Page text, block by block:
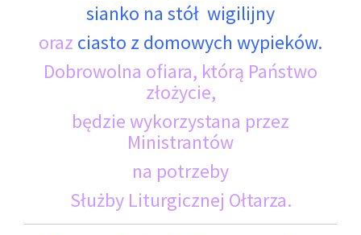
sianko na stół wigilijny
oraz ciasto z domowych wypieków.
Dobrowolna ofiara, którą Państwo
złożycie,
będzie wykorzystana przez
Ministrantów
na potrzeby
Służby Liturgicznej Ołtarza.